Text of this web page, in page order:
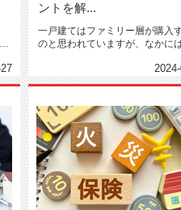
ントを解...
一戸建てはファミリー層が購入
のと思われていますが、なかに